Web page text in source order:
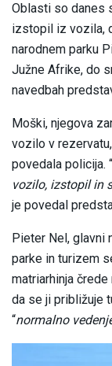
Oblasti so danes
izstopil iz vozila,
narodnem parku
Južne Afrike, do
navedbah
Moški, njegova
vozilo v
povedala policija. “
vozilo, izstopil in
je povedal
Pieter Nel, glavni
parke in turizem
matriarhinja črede
da se ji približuje
“normalno